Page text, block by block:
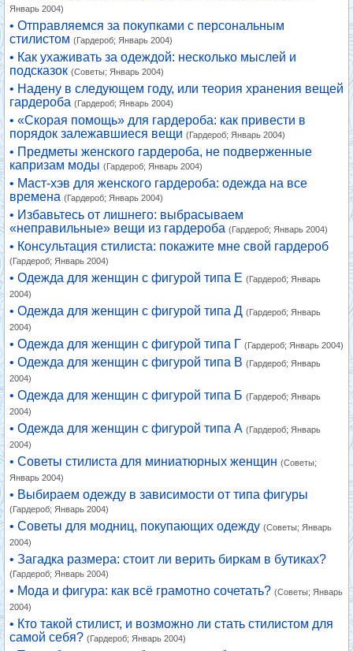
Январь 2004)
• Отправляемся за покупками с персональным
стилистом (Гардероб; Январь 2004)
• Как ухаживать за одеждой: несколько мыслей и
подсказок (Советы; Январь 2004)
• Надену в следующем году, или теория хранения вещей
гардероба (Гардероб; Январь 2004)
• «Скорая помощь» для гардероба: как привести в
порядок залежавшиеся вещи (Гардероб; Январь 2004)
• Предметы женского гардероба, не подверженные
капризам моды (Гардероб; Январь 2004)
• Маст-хэв для женского гардероба: одежда на все
времена (Гардероб; Январь 2004)
• Избавьтесь от лишнего: выбрасываем
«неправильные» вещи из гардероба (Гардероб; Январь 2004)
• Консультация стилиста: покажите мне свой гардероб
(Гардероб; Январь 2004)
• Одежда для женщин с фигурой типа Е (Гардероб; Январь
2004)
• Одежда для женщин с фигурой типа Д (Гардероб; Январь
2004)
• Одежда для женщин с фигурой типа Г (Гардероб; Январь 2004)
• Одежда для женщин с фигурой типа В (Гардероб; Январь
2004)
• Одежда для женщин с фигурой типа Б (Гардероб; Январь
2004)
• Одежда для женщин с фигурой типа А (Гардероб; Январь
2004)
• Советы стилиста для миниатюрных женщин (Советы;
Январь 2004)
• Выбираем одежду в зависимости от типа фигуры
(Гардероб; Январь 2004)
• Советы для модниц, покупающих одежду (Советы; Январь
2004)
• Загадка размера: стоит ли верить биркам в бутиках?
(Гардероб; Январь 2004)
• Мода и фигура: как всё грамотно сочетать? (Советы; Январь
2004)
• Кто такой стилист, и возможно ли стать стилистом для
самой себя? (Гардероб; Январь 2004)